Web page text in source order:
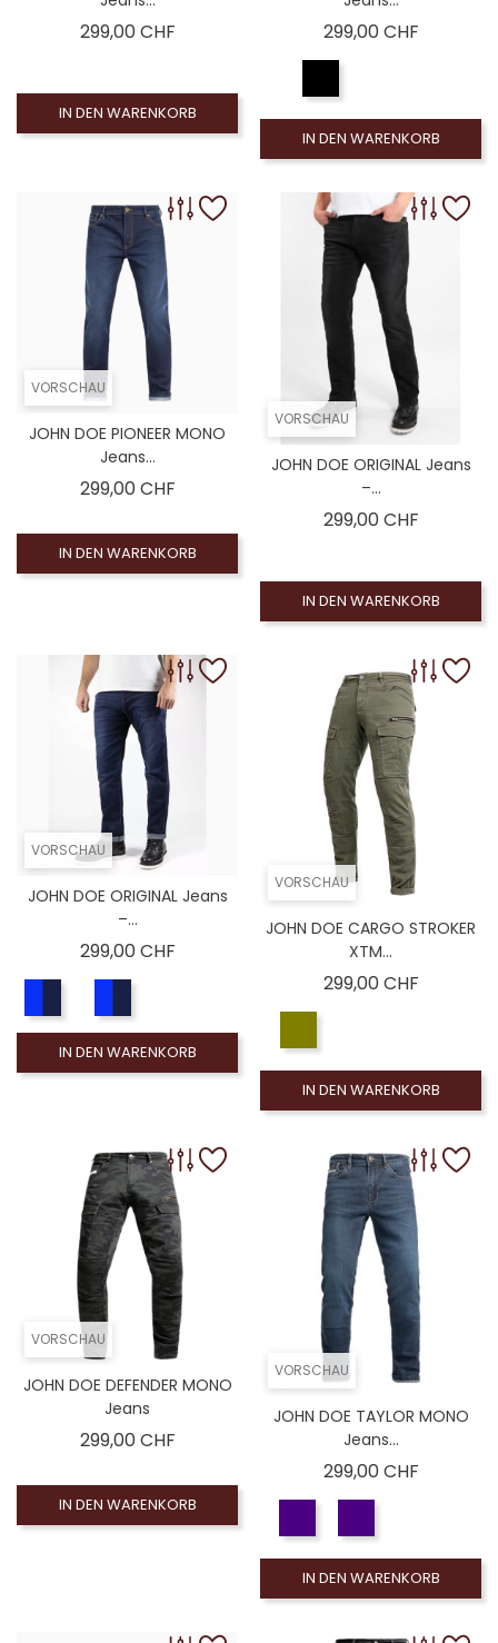
299,00 CHFPreis
IN DEN WARENKORB
299,00 CHFPreis
IN DEN WARENKORB
VORSCHAU
JOHN DOE PIONEER MONO
Jeans...
299,00 CHFPreis
IN DEN WARENKORB
VORSCHAU
JOHN DOE ORIGINAL Jeans
–...
299,00 CHFPreis
IN DEN WARENKORB
VORSCHAU
JOHN DOE ORIGINAL Jeans
–...
299,00 CHFPreis
IN DEN WARENKORB
VORSCHAU
JOHN DOE CARGO STROKER
XTM...
299,00 CHFPreis
IN DEN WARENKORB
VORSCHAU
JOHN DOE DEFENDER MONO
Jeans
299,00 CHFPreis
IN DEN WARENKORB
VORSCHAU
JOHN DOE TAYLOR MONO
Jeans...
299,00 CHFPreis
IN DEN WARENKORB